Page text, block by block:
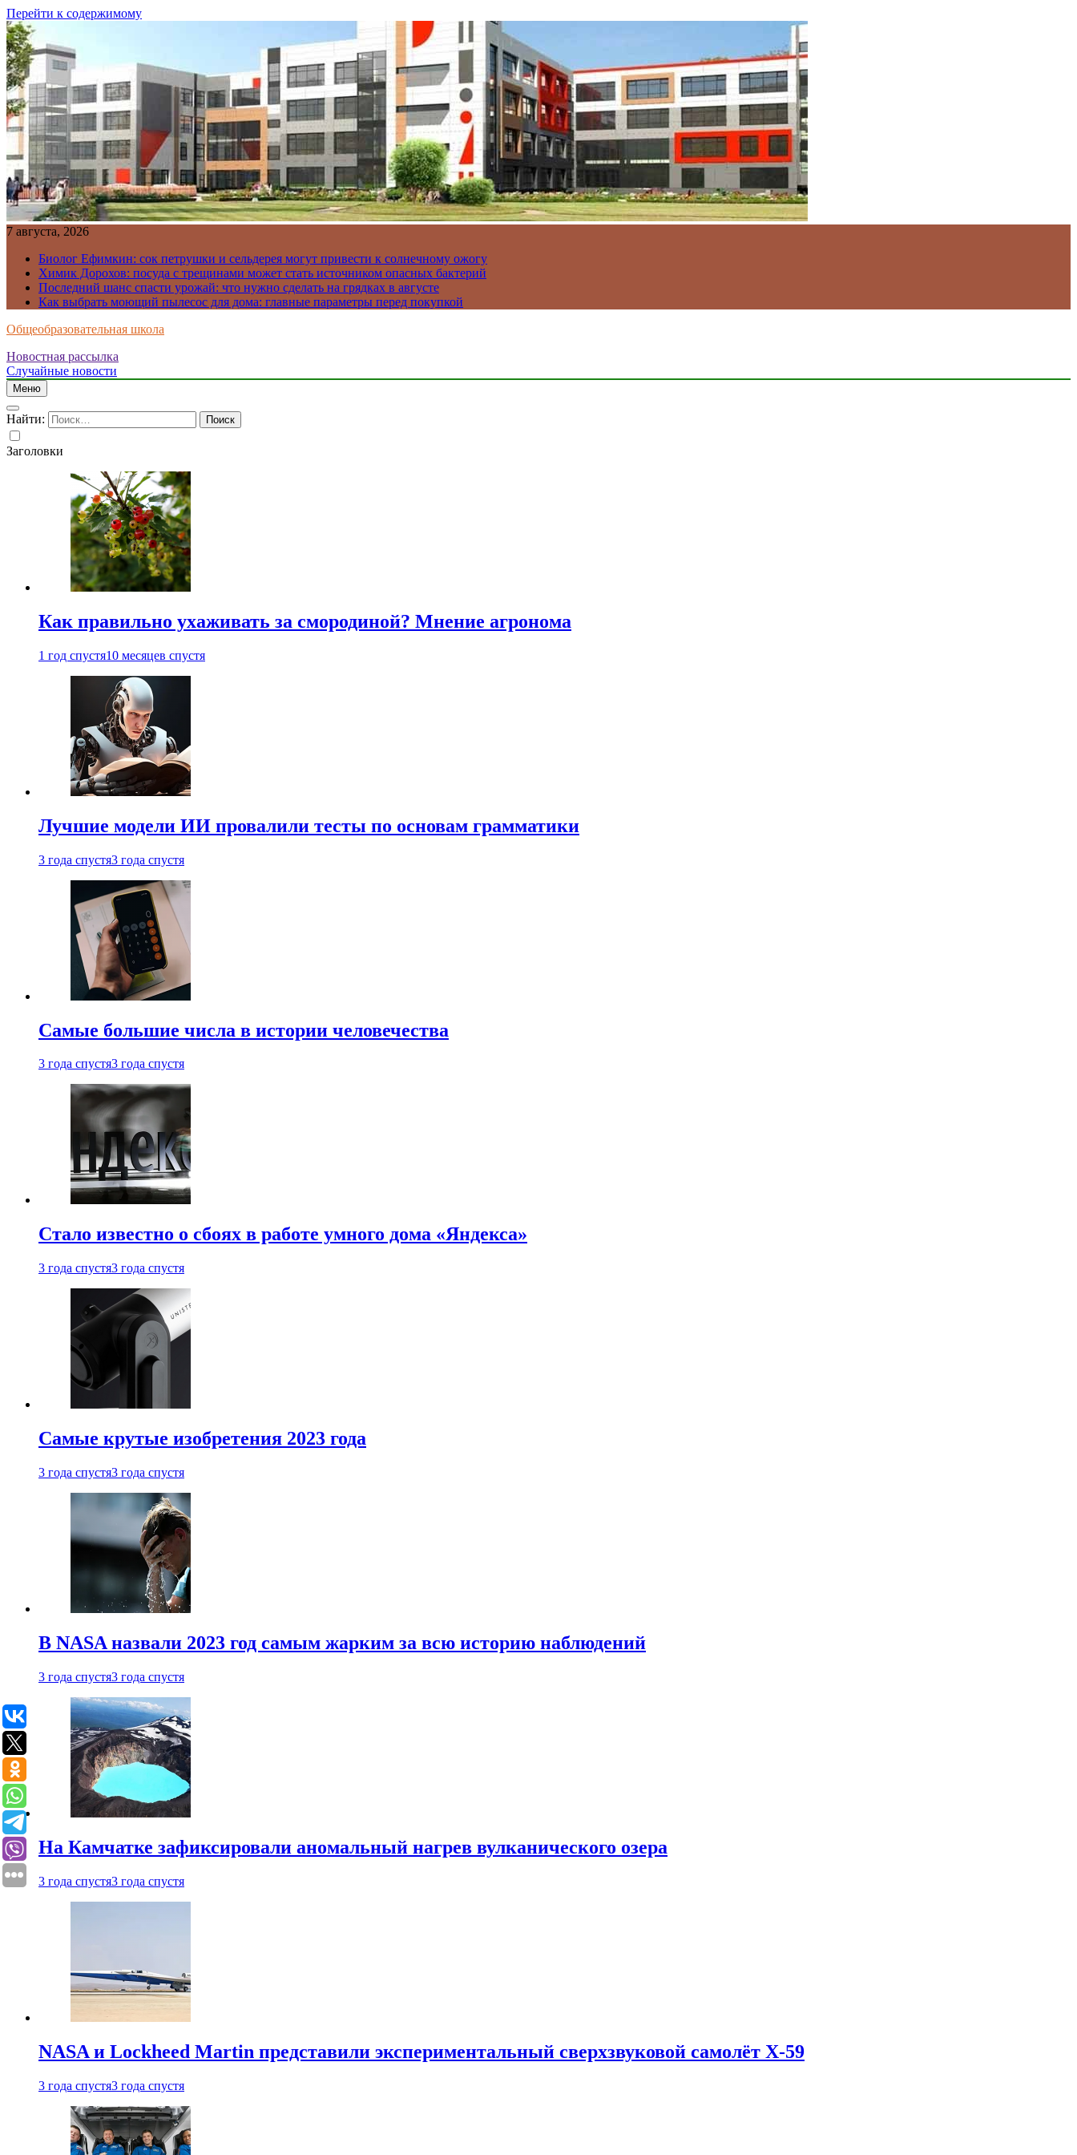
Перейти к содержимому
7 августа, 2026
Биолог Ефимкин: сок петрушки и сельдерея могут привести к солнечному ожогу
Химик Дорохов: посуда с трещинами может стать источником опасных бактерий
Последний шанс спасти урожай: что нужно сделать на грядках в августе
Как выбрать моющий пылесос для дома: главные параметры перед покупкой
Общеобразовательная школа
Новостная рассылка
Случайные новости
Меню
Найти:
Заголовки
Как правильно ухаживать за смородиной? Мнение агронома
1 год спустя10 месяцев спустя
Лучшие модели ИИ провалили тесты по основам грамматики
3 года спустя3 года спустя
Самые большие числа в истории человечества
3 года спустя3 года спустя
Стало известно о сбоях в работе умного дома «Яндекса»
3 года спустя3 года спустя
Самые крутые изобретения 2023 года
3 года спустя3 года спустя
В NASA назвали 2023 год самым жарким за всю историю наблюдений
3 года спустя3 года спустя
На Камчатке зафиксировали аномальный нагрев вулканического озера
3 года спустя3 года спустя
NASA и Lockheed Martin представили экспериментальный сверхзвуковой самолёт X-59
3 года спустя3 года спустя